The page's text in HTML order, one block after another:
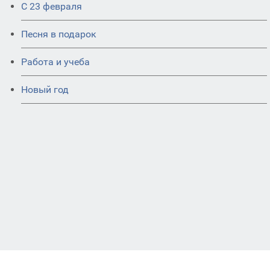
С 23 февраля
Песня в подарок
Работа и учеба
Новый год